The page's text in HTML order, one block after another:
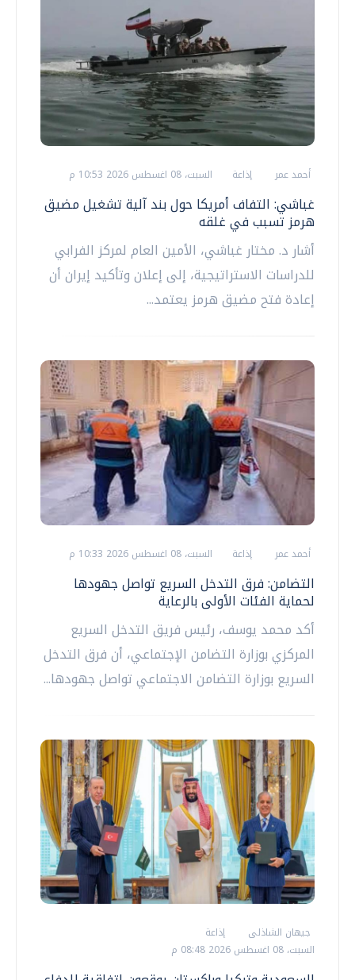
أحمد عمر إذاعة السبت، 08 اغسطس 2026 10:53 م
غباشي: التفاف أمريكا حول بند آلية تشغيل مضيق
هرمز تسبب في غلقه
أشار د. مختار غباشي، الأمين العام لمركز الفرابي
للدراسات الاستراتيجية، إلى إعلان وتأكيد إيران أن
إعادة فتح مضيق هرمز يعتمد...
أحمد عمر إذاعة السبت، 08 اغسطس 2026 10:33 م
التضامن: فرق التدخل السريع تواصل جهودها
لحماية الفئات الأولى بالرعاية
أكد محمد يوسف، رئيس فريق التدخل السريع
المركزي بوزارة التضامن الإجتماعي، أن فرق التدخل
السريع بوزارة التضامن الاجتماعي تواصل جهودها...
جيهان الشاذلى
إذاعة
السبت، 08 اغسطس 2026 08:48 م